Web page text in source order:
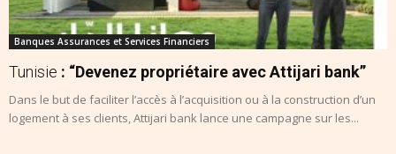
Banques Assurances et Services Financiers
Tunisie : “Devenez propriétaire avec Attijari bank”
Dans le but de faciliter l’accès à l’acquisition ou à la construction d’un
logement à ses clients, Attijari bank lance une campagne sur les...